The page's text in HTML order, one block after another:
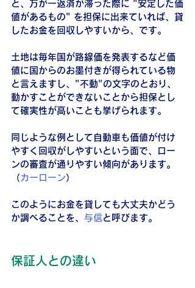
と、万が一返済が滞った際に "安定した価
値があるもの" を担保に出来ていれば、貸
したお金を回収しやすいから、です。
土地は毎年国が路線価を発表するなど価
値に国からのお墨付きが得られている物
と言えますし、"不動"の文字のとおり、
動かすことができないことから担保とし
て確実性が高いことも挙げられます。
同じような例として自動車も価値が付け
やすく回収がしやすいという面で、ロー
ンの審査が通りやすい傾向があります。
（ カーローン）
このようにお金を貸しても大丈夫かどう
か調べることを、 与信と呼びます。
保証人との違い